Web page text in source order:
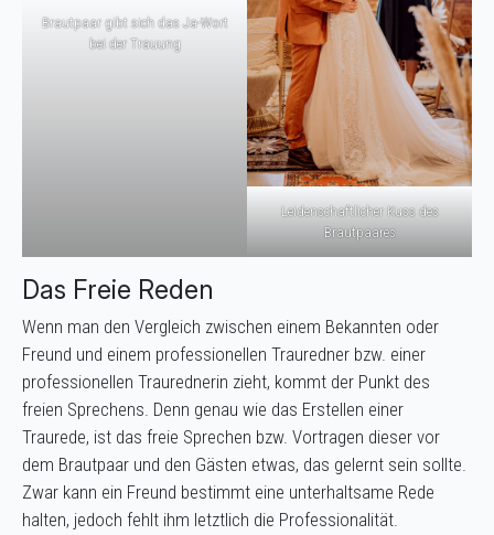
Brautpaar gibt sich das Ja-Wort
bei der Trauung
Leidenschaftlicher Kuss des
Brautpaares
Das Freie Reden
Wenn man den Vergleich zwischen einem Bekannten oder
Freund und einem professionellen Trauredner bzw. einer
professionellen Traurednerin zieht, kommt der Punkt des
freien Sprechens. Denn genau wie das Erstellen einer
Traurede, ist das freie Sprechen bzw. Vortragen dieser vor
dem Brautpaar und den Gästen etwas, das gelernt sein sollte.
Zwar kann ein Freund bestimmt eine unterhaltsame Rede
halten, jedoch fehlt ihm letztlich die Professionalität.